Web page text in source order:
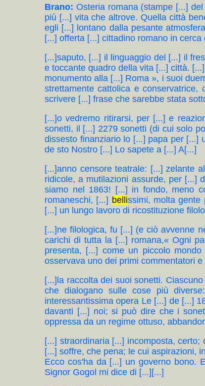
Brano: Osteria romana (stampe [...] del
più [...] vita che altrove. Quella città
egli [...] lontano dalla pesante
[...] offerta [...] cittadino romano in cerca
[...]saputo, [...] il linguaggio del [...] il
e toccante quadro della vita [...] città.
monumento alla [...] Roma », i suoi
strettamente cattolica e
scrivere [...] frase che sarebbe stata
[...]o vedremo ritirarsi, per [...] e
sonetti, il [...] 2279 sonetti (di cui solo
dissesto finanziario lo [...] papa per [...]
de sto Nostro [...] Lo sapete a [...] A[...]
[...]anno censore teatrale: [...] zelante
ridicole, a mutilazioni assurde, per [...]
siamo nel 1863! [...] in fondo, meno
romaneschi, [...] bellissimi, molta gente
[...] un lungo lavoro di ricostituzione
[...]ne filologica, fu [...] (e ciò avvenne
carichi di tutta la [...] romana,« Ogni
presenta, [...] come un piccolo
osservava uno dei primi commentatori e
[...]la raccolta dei suoi sonetti.
che dialogano sulle cose più
interessantissima opera Le [...] de [...]
davanti [...] noi; si può dire che i
oppressa da un regime ottuso,
[...] straordinaria [...] incomposta,
[...] soffre, che pena; le cui aspirazioni,
Ecco cos'ha da [...] un governo bono.
Signor Gogol mi dice di [...][...]